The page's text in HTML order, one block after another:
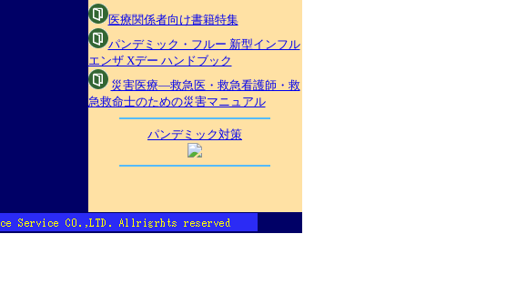
医療関係者向け書籍特集
パンデミック・フルー 新型インフル
エンザ Xデー ハンドブック
災害医療―救急医・救急看護師・救
急救命士のための災害マニュアル
パンデミック対策